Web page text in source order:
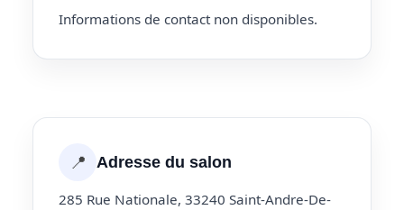
Informations de contact non disponibles.
📍 Adresse du salon
285 Rue Nationale, 33240 Saint-Andre-De-